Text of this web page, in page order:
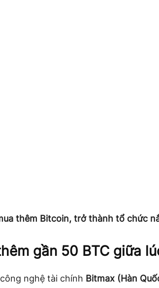
thêm Bitcoin, trở thành tổ chức
gần 50 BTC giữa
nghệ tài chính Bitmax (Hàn